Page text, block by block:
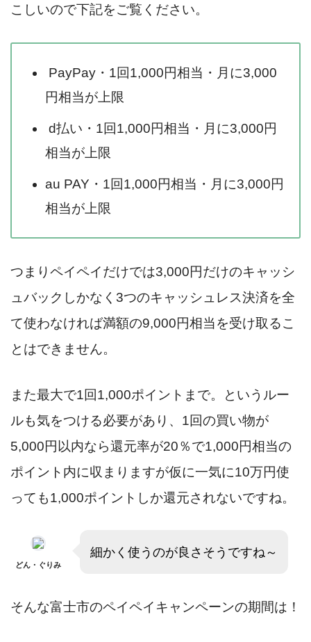
こしいので下記をご覧ください。
PayPay・1回1,000円相当・月に3,000
円相当が上限
d払い・1回1,000円相当・月に3,000円
相当が上限
au PAY・1回1,000円相当・月に3,000円
相当が上限
つまりペイペイだけでは3,000円だけのキャッシ
ュバックしかなく3つのキャッシュレス決済を全
て使わなければ満額の9,000円相当を受け取るこ
とはできません。
また最大で1回1,000ポイントまで。というルー
ルも気をつける必要があり、1回の買い物が
5,000円以内なら還元率が20％で1,000円相当の
ポイント内に収まりますが仮に一気に10万円使
っても1,000ポイントしか還元されないですね。
どん・ぐりみ
細かく使うのが良さそうですね～
そんな富士市のペイペイキャンペーンの期間は！